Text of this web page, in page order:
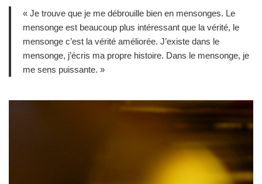
« Je trouve que je me débrouille bien en mensonges. Le
mensonge est beaucoup plus intéressant que la vérité, le
mensonge c’est la vérité améliorée. J’existe dans le
mensonge, j’écris ma propre histoire. Dans le mensonge, je
me sens puissante. »